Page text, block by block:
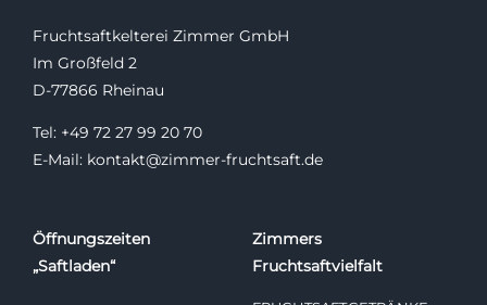
Fruchtsaftkelterei Zimmer GmbH
Im Großfeld 2
D-77866 Rheinau
Tel: +49 72 27 99 20 70
E-Mail: kontakt@zimmer-fruchtsaft.de
Öffnungszeiten
„Saftladen“
Zimmers
Fruchtsaftvielfalt